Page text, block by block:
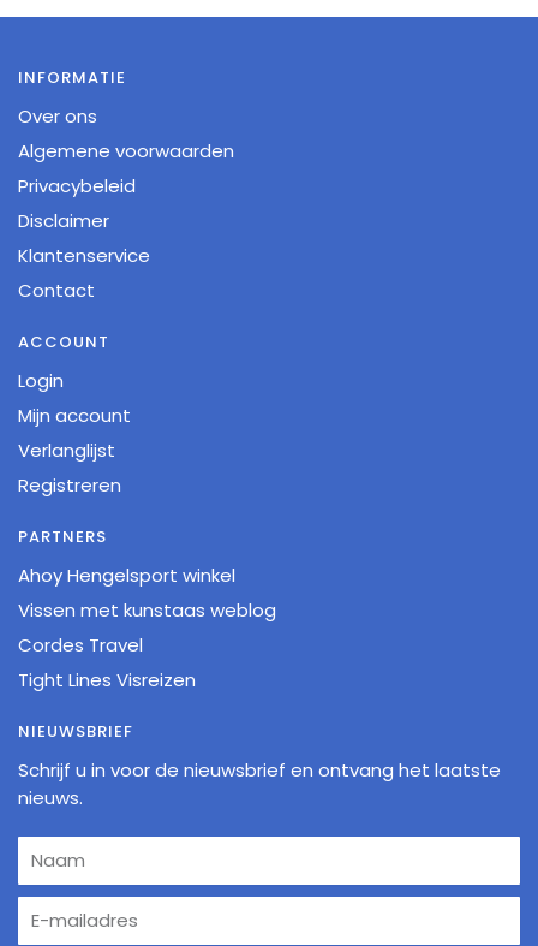
INFORMATIE
Over ons
Algemene voorwaarden
Privacybeleid
Disclaimer
Klantenservice
Contact
ACCOUNT
Login
Mijn account
Verlanglijst
Registreren
PARTNERS
Ahoy Hengelsport winkel
Vissen met kunstaas weblog
Cordes Travel
Tight Lines Visreizen
NIEUWSBRIEF
Schrijf u in voor de nieuwsbrief en ontvang het laatste
nieuws.